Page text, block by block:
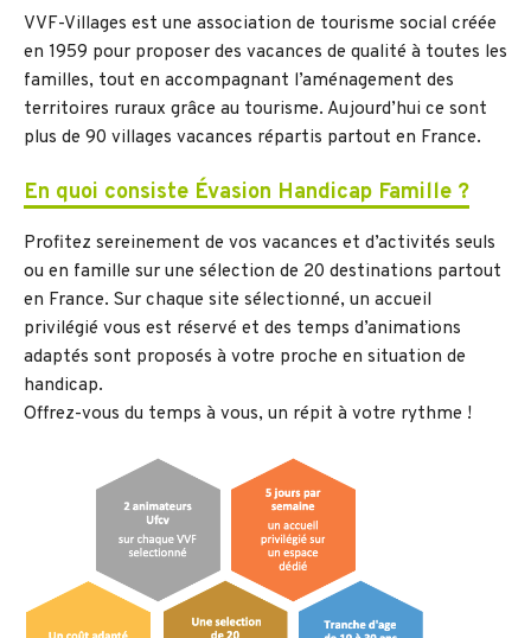
VVF-Villages est une association de tourisme social créée
en 1959 pour proposer des vacances de qualité à toutes les
familles, tout en accompagnant l’aménagement des
territoires ruraux grâce au tourisme. Aujourd’hui ce sont
plus de 90 villages vacances répartis partout en France.
En quoi consiste Évasion Handicap Famille ?
Profitez sereinement de vos vacances et d’activités seuls
ou en famille sur une sélection de 20 destinations partout
en France. Sur chaque site sélectionné, un accueil
privilégié vous est réservé et des temps d’animations
adaptés sont proposés à votre proche en situation de
handicap.
Offrez-vous du temps à vous, un répit à votre rythme !